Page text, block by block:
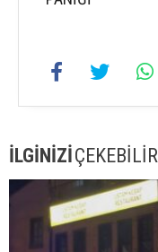
İLGİNİZİÇEKEBİLİR